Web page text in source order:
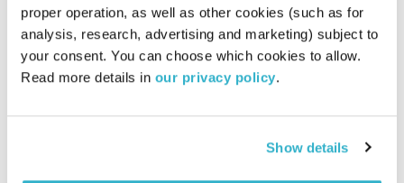
proper operation, as well as other cookies (such as for
analysis, research, advertising and marketing) subject to
your consent. You can choose which cookies to allow.
Read more details in our privacy policy.
Show details
עולם קטן – 13.12.17
מסע מוזיקלי יומי עם אורי בנקהלטר